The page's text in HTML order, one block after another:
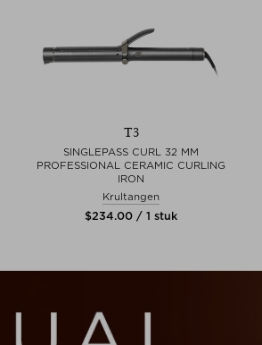
T3
SINGLEPASS CURL 32 MM
PROFESSIONAL CERAMIC CURLING
IRON
Krultangen
$‌234.00 / 1 stuk